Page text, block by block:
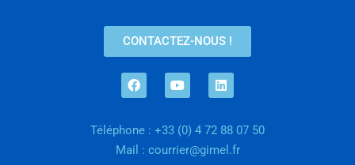
CONTACTEZ-NOUS !
Téléphone : +33 (0) 4 72 88 07 50
Mail : courrier@gimel.fr